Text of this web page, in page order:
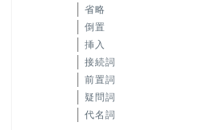
省略
倒置
挿入
接続詞
前置詞
疑問詞
代名詞